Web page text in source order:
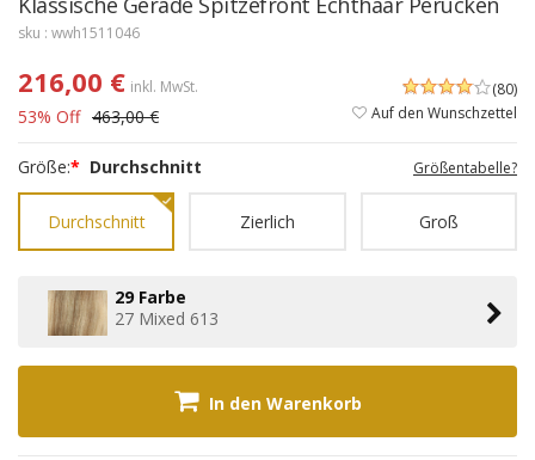
sku : wwh1511046
216,00 € inkl. MwSt.
53% Off 463,00 €
(80)
Auf den Wunschzettel
Größe:* Durchschnitt Größentabelle?
Durchschnitt Zierlich Groß
29 Farbe
27 Mixed 613
In den Warenkorb